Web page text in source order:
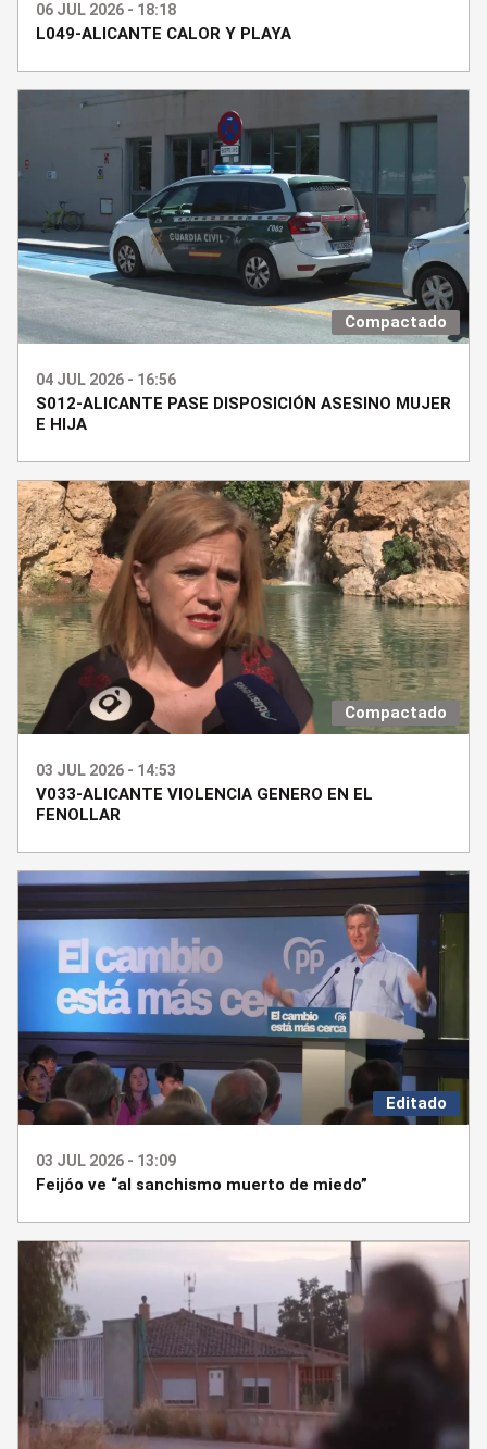
06 JUL 2026 - 18:18
L049-ALICANTE CALOR Y PLAYA
Compactado
04 JUL 2026 - 16:56
S012-ALICANTE PASE DISPOSICIÓN ASESINO MUJER
E HIJA
Compactado
03 JUL 2026 - 14:53
V033-ALICANTE VIOLENCIA GENERO EN EL
FENOLLAR
Editado
03 JUL 2026 - 13:09
Feijóo ve “al sanchismo muerto de miedo”